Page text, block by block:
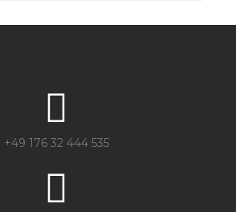
+49 176 32 444 535